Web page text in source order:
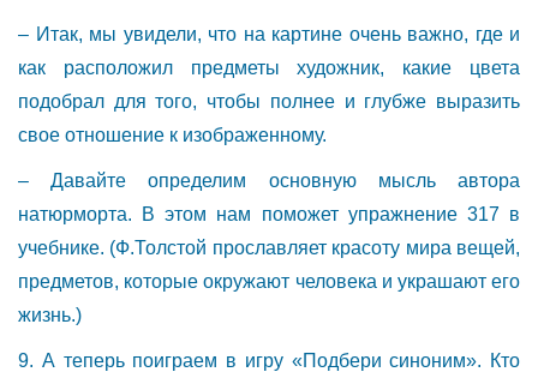
– Итак, мы увидели, что на картине очень важно, где и
как расположил предметы художник, какие цвета
подобрал для того, чтобы полнее и глубже выразить
свое отношение к изображенному.
– Давайте определим основную мысль автора
натюрморта. В этом нам поможет упражнение 317 в
учебнике. (Ф.Толстой прославляет красоту мира вещей,
предметов, которые окружают человека и украшают его
жизнь.)
9. А теперь поиграем в игру «Подбери синоним». Кто